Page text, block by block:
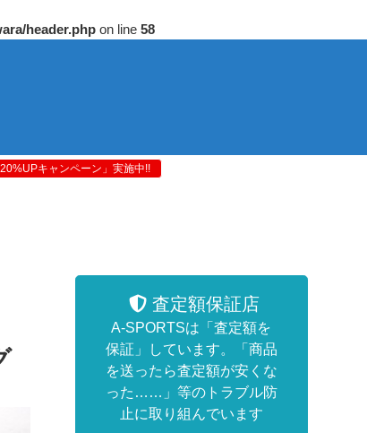
header.php on line 58
キャンペーン」実施中!!
査定額保証店
A-SPORTSは「査定額を
保証」しています。「商品
を送ったら査定額が安くな
った……」等のトラブル防
止に取り組んでいます